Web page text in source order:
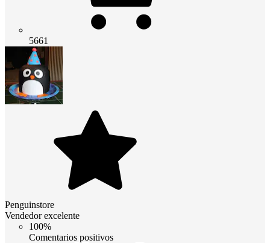
5661
Penguinstore
Vendedor excelente
100%
Comentarios positivos